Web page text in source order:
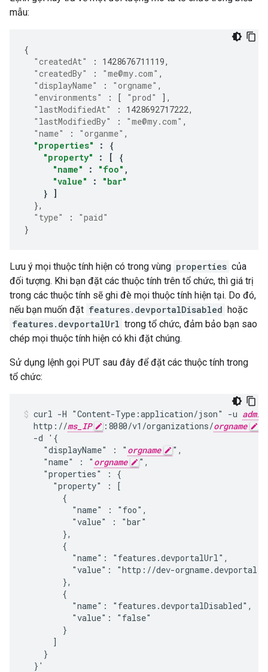
mẫu:
{
"createdAt"
: 1428676711119,
"createdBy"
: "me@my.com" ,
"displayName"
: "orgname" ,
"environments"
: [ "prod"
],
"lastModifiedAt"
: 1428692717222,
"lastModifiedBy"
: "me@my.com" ,
"name"
: "organme" ,
"properties"
:
{
"property"
: [
{
"name"
: "foo" ,
"value"
:
"bar"
} ]
},
"type"
:
"paid"
}
Lưu ý mọi thuộc tính hiện có trong vùng properties của
đối tượng. Khi bạn đặt các thuộc tính trên tổ chức, thì giá trị
trong các thuộc tính sẽ ghi đè mọi thuộc tính hiện tại. Do đó,
nếu bạn muốn đặt features.devportalDisabled hoặc
features.devportalUrl trong tổ chức, đảm bảo bạn sao
chép mọi thuộc tính hiện có khi đặt chúng.
Sử dụng lệnh gọi PUT sau đây để đặt các thuộc tính trong
tổ chức:
curl -H "Content-Type:application/json" -u
  http://
ms_IP :8080/v1/organizations/orgname
  -d '{
    "displayName" : "
orgname
",
    "name" : "
orgname
",
    "properties" : {
      "property" : [
        {
          "name" : "foo",
          "value" : "bar"
        },
        {
          "name": "features.devportalUrl",
"value": "http://dev-
        },
        {
          "name": "features.devportalDisabled",
          "value": "false"
        }
      ]
    }
  }'